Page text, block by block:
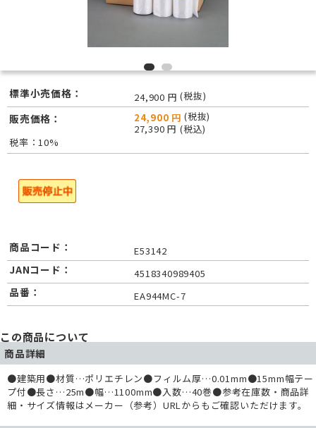
標準小売価格： 24,900 円 (税抜)
販売価格： 24,900 円 (税抜)
27,390 円 (税込)
税率：10%
商品コード： E53142
JANコード： 4518340989405
品番： EA944MC-7
この商品について
商品詳細
●建築用●材質…ポリエチレン●フィルム厚…0.01mm●15mm幅テー
プ付●長さ…25m●幅…1100mm●入数…40巻●参考在庫数・商品詳
細・サイズ情報はメーカー（参考）URLからもご確認いただけます。